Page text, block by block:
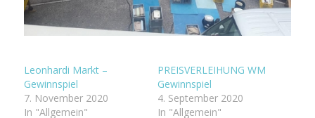
Leonhardi Markt –
Gewinnspiel
7. November 2020
In "Allgemein"
PREISVERLEIHUNG WM
Gewinnspiel
4. September 2020
In "Allgemein"